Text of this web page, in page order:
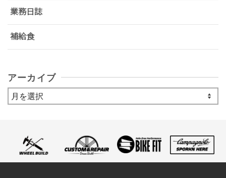
業務日誌
補給食
アーカイブ
ア
ー